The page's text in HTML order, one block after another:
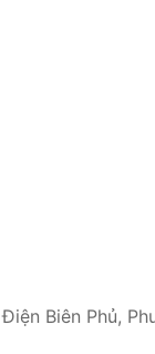
Điện Biên Phủ,